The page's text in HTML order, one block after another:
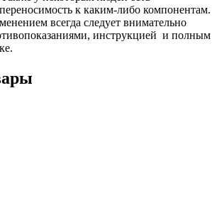
к каким-либо компонентам.
всегда следует внимательно
инструкцией и полным